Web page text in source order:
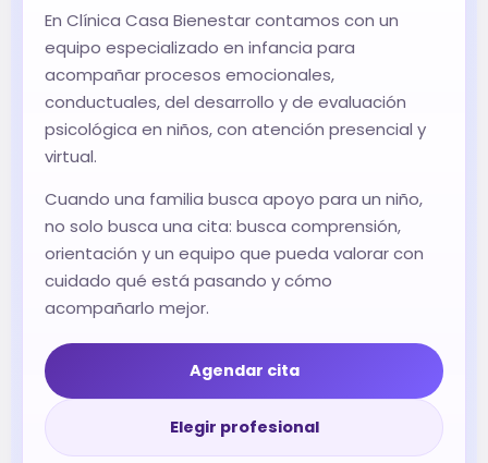
En Clínica Casa Bienestar contamos con un
equipo especializado en infancia para
acompañar procesos emocionales,
conductuales, del desarrollo y de evaluación
psicológica en niños, con atención presencial y
virtual.
Cuando una familia busca apoyo para un niño,
no solo busca una cita: busca comprensión,
orientación y un equipo que pueda valorar con
cuidado qué está pasando y cómo
acompañarlo mejor.
Agendar cita
Elegir profesional